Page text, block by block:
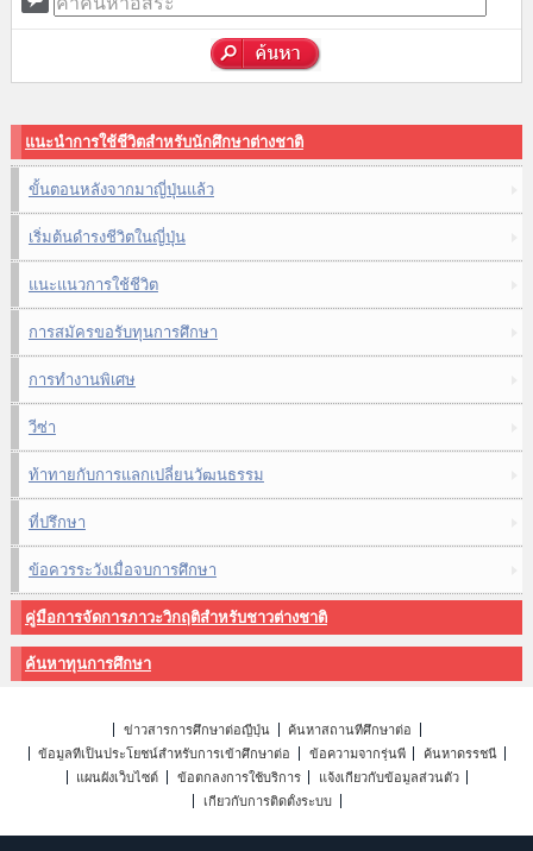
แนะนำการใช้ชีวิตสำหรับนักศึกษาต่างชาติ
ขั้นตอนหลังจากมาญี่ปุ่นแล้ว
เริ่มต้นดำรงชีวิตในญี่ปุ่น
แนะแนวการใช้ชีวิต
การสมัครขอรับทุนการศึกษา
การทำงานพิเศษ
วีซ่า
ท้าทายกับการแลกเปลี่ยนวัฒนธรรม
ที่ปรึกษา
ข้อควรระวังเมื่อจบการศึกษา
คู่มือการจัดการภาวะวิกฤติสำหรับชาวต่างชาติ
ค้นหาทุนการศึกษา
ข่าวสารการศึกษาต่อญี่ปุ่น
ค้นหาสถานที่ศึกษาต่อ
ข้อมูลที่เป็นประโยชน์สำหรับการเข้าศึกษาต่อ
ข้อความจากรุ่นพี่
ค้นหาดรรชนี
แผนผังเว็บไซต์
ข้อตกลงการใช้บริการ
แจ้งเกี่ยวกับข้อมูลส่วนตัว
เกี่ยวกับการติดตั้งระบบ